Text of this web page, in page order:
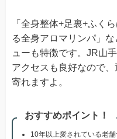
「全身整体+足裏+ふく
る全身アロマリンパ」
ューも特徴です。JR山
アクセスも良好なので
寄れますよ。
おすすめポイント！
10年以上愛されている老舗